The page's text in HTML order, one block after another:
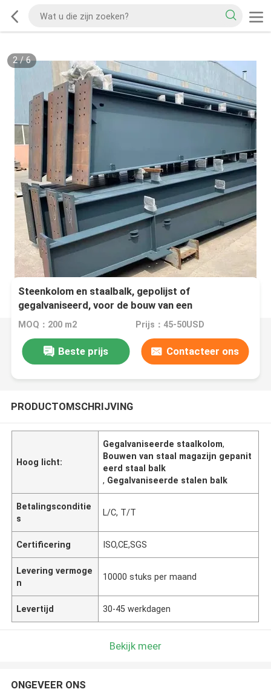
2/6
Steenkolom en staalbalk, gepolijst of
gegalvaniseerd, voor de bouw van een
staalafdeling
MOQ：200 m2 Prijs：45-50USD
Beste prijs Contacteer ons
PRODUCTOMSCHRIJVING
Hoog licht:
Gegalvaniseerde staalkolom,
Bouwen van staal magazijn gepanit
eerd staal balk
, Gegalvaniseerde stalen balk
Betalingsconditie
s
L/C, T/T
Certificering ISO,CE,SGS
Levering vermoge
n
10000 stuks per maand
Levertijd 30-45 werkdagen
Bekijk meer
ONGEVEER ONS